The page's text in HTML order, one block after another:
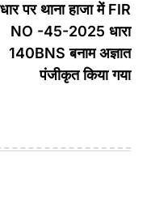
पर थाना हाजा में FIR
NO -45-2025 धारा
140BNS बनाम अज्ञात
पंजीकृत किया गया